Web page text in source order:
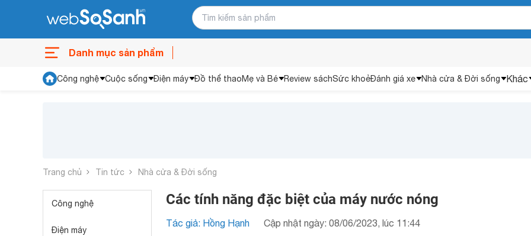
Danh mục sản phẩm
Công nghệ Cuộc sống Điện máy Đồ thể thaoMẹ và Bé Review sáchSức khoẻĐánh giá xe Nhà cửa & Đời sống Khác
Trang chủ Tin tức Nhà cửa & Đời sống
Công nghệ
Điện máy
Các tính năng đặc biệt của máy nước nóng
Tác giả: Hồng Hạnh Cập nhật ngày: 08/06/2023, lúc 11:44